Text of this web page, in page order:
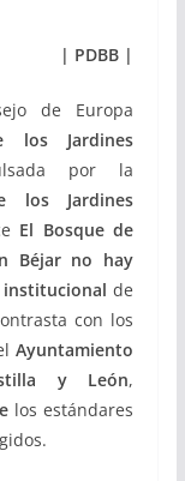
| PDBB |
de Europa
los Jardines
por la
los Jardines
El Bosque de
Béjar no hay
de
con los
Ayuntamiento
y León,
los estándares